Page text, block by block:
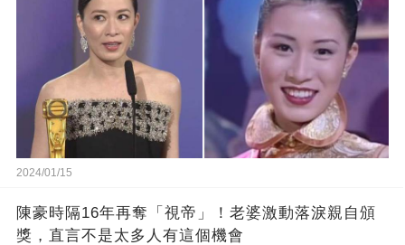
2024/01/15
陳豪時隔16年再奪「視帝」！老婆激動落淚親自頒
獎，直言不是太多人有這個機會